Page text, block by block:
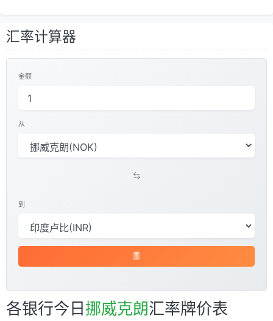
汇率计算器
金额
从
到
各银行今日 挪威克朗汇率牌价表